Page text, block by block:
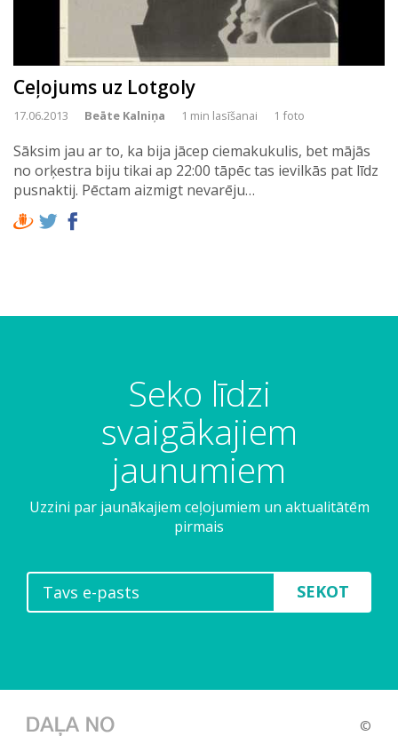
Ceļojums uz Lotgoly
17.06.2013 Beāte Kalniņa 1 min lasīšanai 1 foto
Sāksim jau ar to, ka bija jācep ciemakukulis, bet mājās
no orķestra biju tikai ap 22:00 tāpēc tas ievilkās pat līdz
pusnaktij. Pēctam aizmigt nevarēju…
Seko līdzi
svaigākajiem
jaunumiem
Uzzini par jaunākajiem ceļojumiem un aktualitātēm
pirmais
SEKOT
©